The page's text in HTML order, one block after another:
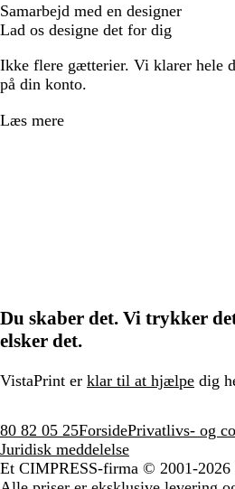
Samarbejd med en designer
Lad os designe det for dig
Ikke flere gætterier. Vi klarer hele
på din konto.
Læs mere
Du skaber det. Vi trykker
elsker det.
VistaPrint er klar til at hjælpe dig
80 82 05 25ForsidePrivatlivs- og
Juridisk meddelelse
Et CIMPRESS-firma © 2001-2026